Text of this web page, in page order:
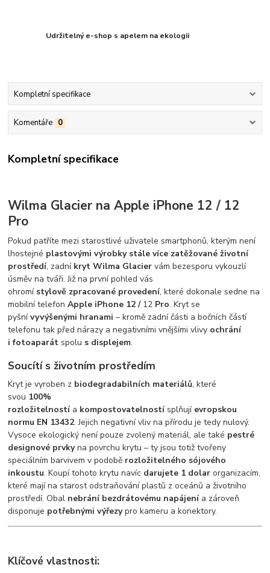
Udržitelný e-shop s apelem na ekologii
Kompletní specifikace
Komentáře 0
Kompletní specifikace
Wilma Glacier na Apple iPhone 12 / 12
Pro
Pokud patříte mezi starostlivé uživatele smartphonů, kterým není
lhostejné plastovými výrobky stále více zatěžované životní
prostředí, zadní kryt Wilma Glacier vám bezesporu vykouzlí
úsměv na tváři. Již na první pohled vás
ohromí stylově zpracované provedení, které dokonale sedne na
mobilní telefonApple iPhone 12 /12 Pro. Kryt se
pyšnívyvýšenými hranami – kromě zadní části a bočních částí
telefonu tak před nárazy a negativními vnějšími vlivy ochrání
i fotoaparát spolu s displejem.
Soucítí s životním prostředím
Kryt je vyroben z biodegradabilních materiálů, které
svou 100%
rozložitelnostía kompostovatelnostísplňují evropskou
normu EN 13432. Jejich negativní vliv na přírodu je tedy nulový.
Vysoce ekologický není pouze zvolený materiál, ale také pestré
designové prvkyna povrchu krytu – ty jsou totiž tvořeny
speciálním barvivem v podobě rozložitelného sójového
inkoustu. Koupí tohoto krytu navíc darujete 1 dolar organizacím,
které mají na starost odstraňování plastů z oceánů a životního
prostředí. Obal nebrání bezdrátovému napájenía zároveň
disponuje potřebnými výřezypro kameru a konektory.
Klíčové vlastnosti: